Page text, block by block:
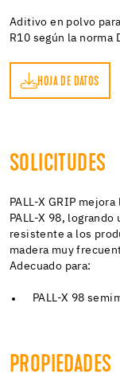
Aditivo en polvo
R10 según la norma
HOJA DE DATOS
SOLICITUDES
PALL-X GRIP
PALL-X 98,
resistente a los
madera muy
Adecuado para:
PALL-X 98
PROPIEDADES